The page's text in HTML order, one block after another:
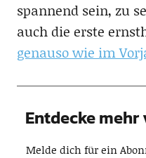
spannend sein, zu
auch die erste
genauso wie im
Entdecke
Melde dich für ein